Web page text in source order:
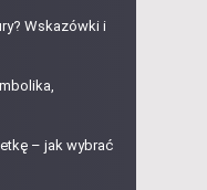
Wskazówki i
– jak wybrać